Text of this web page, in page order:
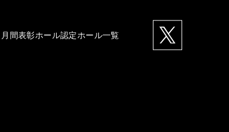
月間表彰ホール認定ホール一覧